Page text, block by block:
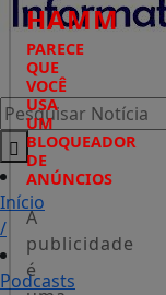
Pesquisar Notícia
Início
/
Podcasts
HAMM
PARECE
QUE
VOCÊ
USA
UM
BLOQUEADOR
DE
ANÚNCIOS
A
publicidade
é